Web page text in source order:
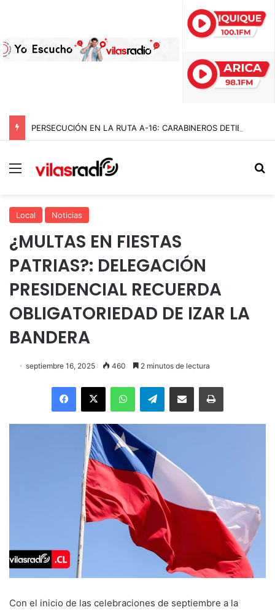
Menú
Local Noticias
¿MULTAS EN FIESTAS
PATRIAS?: DELEGACIÓN
PRESIDENCIAL RECUERDA
OBLIGATORIEDAD DE IZAR LA
BANDERA
septiembre 16, 2025 460 2 minutos de lectura
Facebook
X WhatsAppTelegramEnviar vía email Imprimir
Con el inicio de las celebraciones de septiembre a la